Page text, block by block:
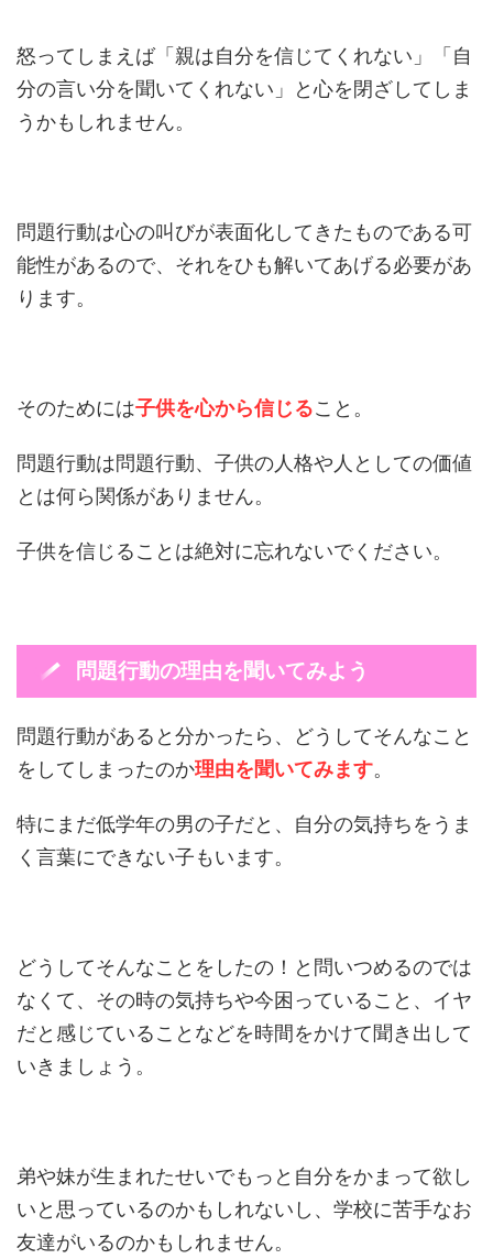
怒ってしまえば「親は自分を信じてくれない」「自
分の言い分を聞いてくれない」と心を閉ざしてしま
うかもしれません。
問題行動は心の叫びが表面化してきたものである可
能性があるので、それをひも解いてあげる必要があ
ります。
そのためには子供を心から信じること。
問題行動は問題行動、子供の人格や人としての価値
とは何ら関係がありません。
子供を信じることは絶対に忘れないでください。
問題行動の理由を聞いてみよう
問題行動があると分かったら、どうしてそんなこと
をしてしまったのか理由を聞いてみます。
特にまだ低学年の男の子だと、自分の気持ちをうま
く言葉にできない子もいます。
どうしてそんなことをしたの！と問いつめるのでは
なくて、その時の気持ちや今困っていること、イヤ
だと感じていることなどを時間をかけて聞き出して
いきましょう。
弟や妹が生まれたせいでもっと自分をかまって欲し
いと思っているのかもしれないし、学校に苦手なお
友達がいるのかもしれません。